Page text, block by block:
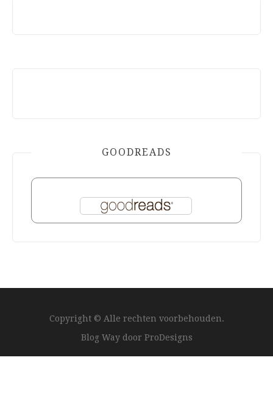
GOODREADS
Copyright © Alle rechten voorbehouden.
Blog Way door ProDesigns